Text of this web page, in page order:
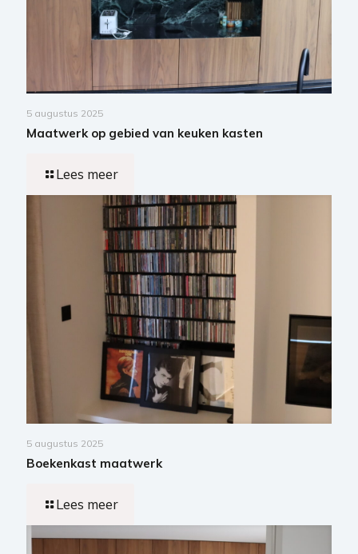
5 augustus 2025
Maatwerk op gebied van keuken kasten
Lees meer
5 augustus 2025
Boekenkast maatwerk
Lees meer